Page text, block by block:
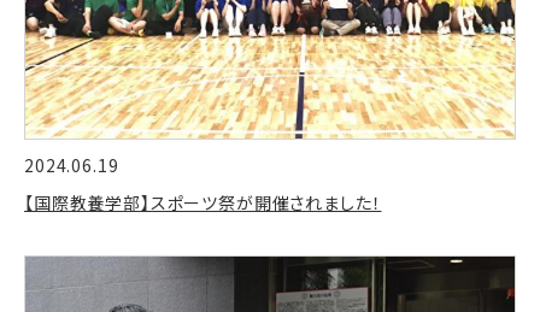
2024.06.19
【国際教養学部】スポーツ祭が開催されました！